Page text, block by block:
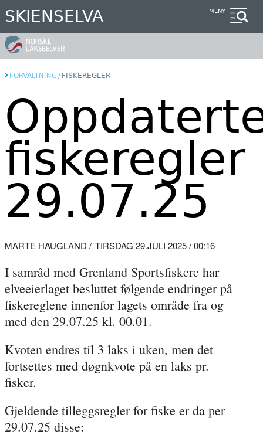
Hopp
til
hovedinnhold
SKIENSELVA MENY
FORVALTNING / FISKEREGLER
fiskeregler
29.07.25
MARTE HAUGLAND TIRSDAG 29.JULI 2025 / 00:16
I samråd med Grenland Sportsfiskere har
elveeierlaget besluttet følgende endringer på
fiskereglene innenfor lagets område fra og
med den 29.07.25 kl. 00.01.
Kvoten endres til 3 laks i uken, men det
fortsettes med døgnkvote på en laks pr.
fisker.
Gjeldende tilleggsregler for fiske er da per
29.07.25 disse: